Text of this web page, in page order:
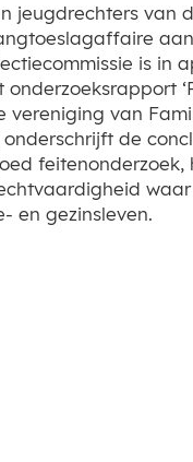
jeugdrechters van
is in
vereniging van
de
feitenonderzoek,
en gezinsleven.